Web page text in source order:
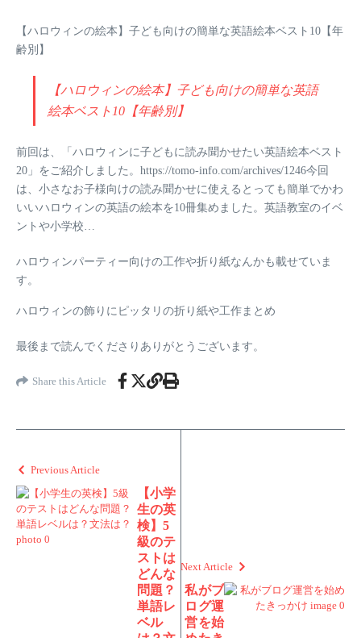
【ハロウィンの絵本】子ども向けの簡単な英語絵本ベスト10【年
齢別】
【ハロウィンの絵本】子ども向けの簡単な英語
絵本ベスト10【年齢別】
前回は、「ハロウィンに子どもに読み聞かせたい英語絵本ベスト
20」をご紹介しました。https://tomo-info.com/archives/1246今回
は、小さなお子様向けの読み聞かせに使えるとっても簡単でかわ
いいハロウィンの英語の絵本を10冊集めました。英語教室のイベ
ントや小学校…
ハロウィンパーティー向けの工作や折り紙なんかも載せていま
す。
ハロウィンの飾りにピッタリの折り紙や工作まとめ
最後まで読んでくださりありがとうございます。
Share this Article
Previous Article
【小学
生の英
検】5
級のテ
ストは
どんな
問題？
単語レ
ベル
Next Article
私がブ
ログ運
営を始